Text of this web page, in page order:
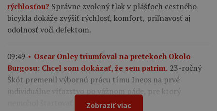
rýchlosťou? Správne zvolený tlak v plášťoch cestného
bicykla dokáže zvýšiť rýchlosť, komfort, priľnavosť aj
odolnosť voči defektom.
09:49
Oscar Onley triumfoval na pretekoch Okolo
Burgosu: Chcel som dokázať, že sem patrím. 23-ročný
Škót premenil výbornú prácu tímu Ineos na prvé
individuálne víťazstvo po vážnom páde, pre ktorý
nemohol štartovať na Tour de France.
Zobraziť viac